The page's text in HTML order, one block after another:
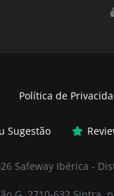
Política de
Sugestão
Safeway Ibérica -